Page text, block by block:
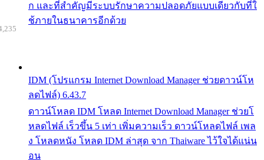
ก และที่สำคัญมีระบบรักษาความปลอดภัยแบบเดียวกับที่ใ
ช้ภายในธนาคารอีกด้วย
IDM (โปรแกรม Internet Download Manager ช่วยดาวน์โห
ลดไฟล์) 6.43.7
ดาวน์โหลด IDM โหลด Internet Download Manager ช่วยโ
หลดไฟล์ เร็วขึ้น 5 เท่า เพิ่มความเร็ว ดาวน์โหลดไฟล์ เพล
ง โหลดหนัง โหลด IDM ล่าสุด จาก Thaiware ไว้ใจได้แน่น
อน